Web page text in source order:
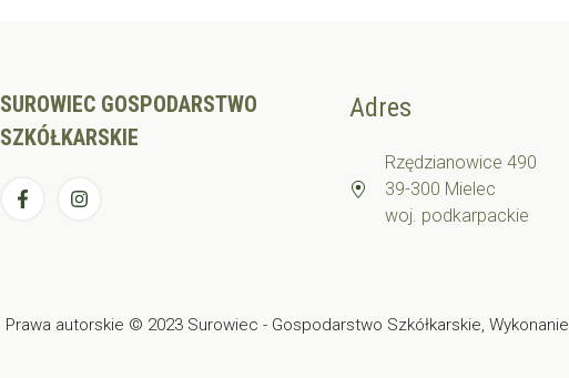
SUROWIEC GOSPODARSTWO
SZKÓŁKARSKIE
Adres
Rzędzianowice 490
39-300 Mielec
woj. podkarpackie
Prawa autorskie © 2023 Surowiec - Gospodarstwo Szkółkarskie, Wykonanie